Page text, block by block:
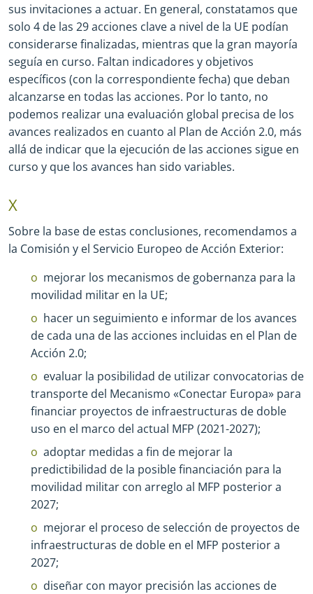
sus invitaciones a actuar. En general, constatamos que
solo 4 de las 29 acciones clave a nivel de la UE podían
considerarse finalizadas, mientras que la gran mayoría
seguía en curso. Faltan indicadores y objetivos
específicos (con la correspondiente fecha) que deban
alcanzarse en todas las acciones. Por lo tanto, no
podemos realizar una evaluación global precisa de los
avances realizados en cuanto al Plan de Acción 2.0, más
allá de indicar que la ejecución de las acciones sigue en
curso y que los avances han sido variables.
X
Sobre la base de estas conclusiones, recomendamos a
la Comisión y el Servicio Europeo de Acción Exterior:
mejorar los mecanismos de gobernanza para la
movilidad militar en la UE;
hacer un seguimiento e informar de los avances
de cada una de las acciones incluidas en el Plan de
Acción 2.0;
evaluar la posibilidad de utilizar convocatorias de
transporte del Mecanismo «Conectar Europa» para
financiar proyectos de infraestructuras de doble
uso en el marco del actual MFP (2021-2027);
adoptar medidas a fin de mejorar la
predictibilidad de la posible financiación para la
movilidad militar con arreglo al MFP posterior a
2027;
mejorar el proceso de selección de proyectos de
infraestructuras de doble en el MFP posterior a
2027;
diseñar con mayor precisión las acciones de